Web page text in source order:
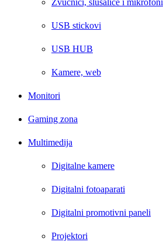
Zvučnici, slušalice i mikrofoni
USB stickovi
USB HUB
Kamere, web
Monitori
Gaming zona
Multimedija
Digitalne kamere
Digitalni fotoaparati
Digitalni promotivni paneli
Projektori